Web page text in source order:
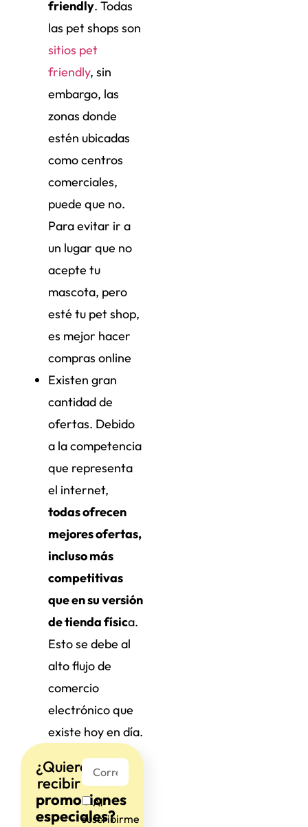
friendly. Todas
las pet shops son
sitios pet
friendly, sin
embargo, las
zonas donde
estén ubicadas
como centros
comerciales,
puede que no.
Para evitar ir a
un lugar que no
acepte tu
mascota, pero
esté tu pet shop,
es mejor hacer
compras online
Existen gran
cantidad de
ofertas. Debido
a la competencia
que representa
el internet,
todas ofrecen
mejores ofertas,
incluso más
competitivas
que en su versión
de tienda física.
Esto se debe al
alto flujo de
comercio
electrónico que
existe hoy en día.
¿Quieres
recibir
promociones
especiales?
Al
suscribirme